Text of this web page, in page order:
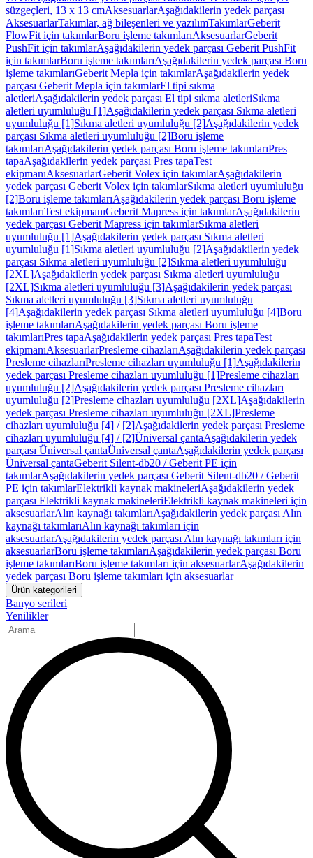
süzgeçleri, 13 x 13 cmAksesuarlarAşağıdakilerin yedek parçası
AksesuarlarTakımlar, ağ bileşenleri ve yazılımTakımlarGeberit
FlowFit için takımlarBoru işleme takımlarıAksesuarlarGeberit
PushFit için takımlarAşağıdakilerin yedek parçası Geberit PushFit
için takımlarBoru işleme takımlarıAşağıdakilerin yedek parçası Boru
işleme takımlarıGeberit Mepla için takımlarAşağıdakilerin yedek
parçası Geberit Mepla için takımlarEl tipi sıkma
aletleriAşağıdakilerin yedek parçası El tipi sıkma aletleriSıkma
aletleri uyumluluğu [1]Aşağıdakilerin yedek parçası Sıkma aletleri
uyumluluğu [1]Sıkma aletleri uyumluluğu [2]Aşağıdakilerin yedek
parçası Sıkma aletleri uyumluluğu [2]Boru işleme
takımlarıAşağıdakilerin yedek parçası Boru işleme takımlarıPres
tapaAşağıdakilerin yedek parçası Pres tapaTest
ekipmanıAksesuarlarGeberit Volex için takımlarAşağıdakilerin
yedek parçası Geberit Volex için takımlarSıkma aletleri uyumluluğu
[2]Boru işleme takımlarıAşağıdakilerin yedek parçası Boru işleme
takımlarıTest ekipmanıGeberit Mapress için takımlarAşağıdakilerin
yedek parçası Geberit Mapress için takımlarSıkma aletleri
uyumluluğu [1]Aşağıdakilerin yedek parçası Sıkma aletleri
uyumluluğu [1]Sıkma aletleri uyumluluğu [2]Aşağıdakilerin yedek
parçası Sıkma aletleri uyumluluğu [2]Sıkma aletleri uyumluluğu
[2XL]Aşağıdakilerin yedek parçası Sıkma aletleri uyumluluğu
[2XL]Sıkma aletleri uyumluluğu [3]Aşağıdakilerin yedek parçası
Sıkma aletleri uyumluluğu [3]Sıkma aletleri uyumluluğu
[4]Aşağıdakilerin yedek parçası Sıkma aletleri uyumluluğu [4]Boru
işleme takımlarıAşağıdakilerin yedek parçası Boru işleme
takımlarıPres tapaAşağıdakilerin yedek parçası Pres tapaTest
ekipmanıAksesuarlarPresleme cihazlarıAşağıdakilerin yedek parçası
Presleme cihazlarıPresleme cihazları uyumluluğu [1]Aşağıdakilerin
yedek parçası Presleme cihazları uyumluluğu [1]Presleme cihazları
uyumluluğu [2]Aşağıdakilerin yedek parçası Presleme cihazları
uyumluluğu [2]Presleme cihazları uyumluluğu [2XL]Aşağıdakilerin
yedek parçası Presleme cihazları uyumluluğu [2XL]Presleme
cihazları uyumluluğu [4] / [2]Aşağıdakilerin yedek parçası Presleme
cihazları uyumluluğu [4] / [2]Üniversal çantaAşağıdakilerin yedek
parçası Üniversal çantaÜniversal çantaAşağıdakilerin yedek parçası
Üniversal çantaGeberit Silent-db20 / Geberit PE için
takımlarAşağıdakilerin yedek parçası Geberit Silent-db20 / Geberit
PE için takımlarElektrikli kaynak makineleriAşağıdakilerin yedek
parçası Elektrikli kaynak makineleriElektrikli kaynak makineleri için
aksesuarlarAlın kaynağı takımlarıAşağıdakilerin yedek parçası Alın
kaynağı takımlarıAlın kaynağı takımları için
aksesuarlarAşağıdakilerin yedek parçası Alın kaynağı takımları için
aksesuarlarBoru işleme takımlarıAşağıdakilerin yedek parçası Boru
işleme takımlarıBoru işleme takımları için aksesuarlarAşağıdakilerin
yedek parçası Boru işleme takımları için aksesuarlar
Ürün kategorileri
Banyo serileri
Yenilikler